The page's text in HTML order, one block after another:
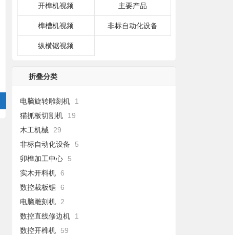
开榫机视频 主要产品
榫槽机视频 非标自动化设备
纵横锯视频
折叠分类
电脑旋转雕刻机
1
猫抓板切割机
19
木工机械
29
非标自动化设备
5
卯榫加工中心
5
实木开料机 6
数控裁板锯 6
电脑雕刻机
2
数控直线修边机
1
数控开榫机
59